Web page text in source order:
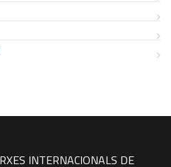
INTERNACIONALS DE